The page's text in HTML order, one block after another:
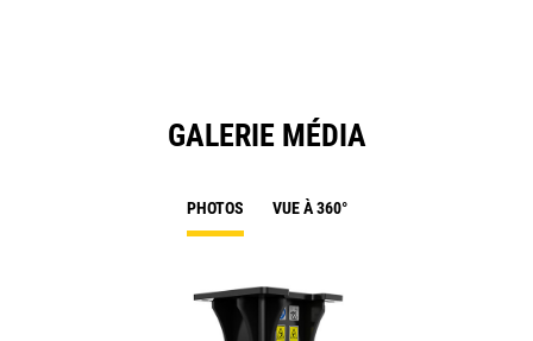
GALERIE MÉDIA
PHOTOS VUE À 360°